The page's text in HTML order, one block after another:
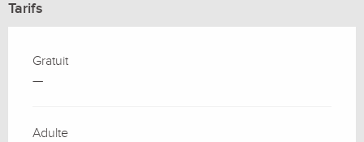
Tarifs
Gratuit
—
Adulte